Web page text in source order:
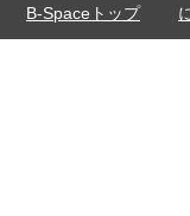
B-Spaceトップ